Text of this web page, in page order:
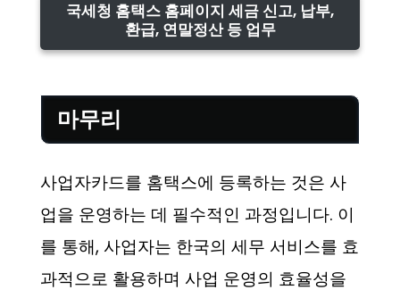
국세청 홈택스 홈페이지 세금 신고, 납부,
환급, 연말정산 등 업무
마무리
사업자카드를 홈택스에 등록하는 것은 사
업을 운영하는 데 필수적인 과정입니다. 이
를 통해, 사업자는 한국의 세무 서비스를 효
과적으로 활용하며 사업 운영의 효율성을